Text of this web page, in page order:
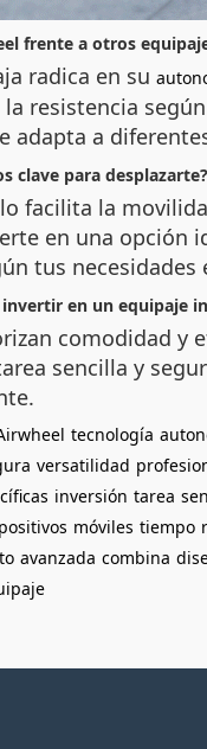
frente a otros
radica en su
resistencia
adapta a
clave para desplazarte?
facilita la
en una opción
tus necesidades
invertir en un equipaje
comodidad y
sencilla y
tecnología
versatilidad
inversión tarea
móviles tiempo
avanzada combina